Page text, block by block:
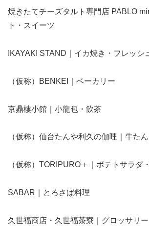
焼きたてチーズタルト専門店 PABLO
ト・スイーツ
IKAYAKI STAND｜イカ焼き・フレッシ
（仮称）BENKEI｜ベーカリー
京鼎樓小館｜小龍包・飲茶
（仮称）仙台たんや利久の伽哩｜牛た
（仮称）TORIPURO＋｜ポテトサラダ
SABAR｜とろさば料理
久世福商店・久世福茶寮｜グロッサリ